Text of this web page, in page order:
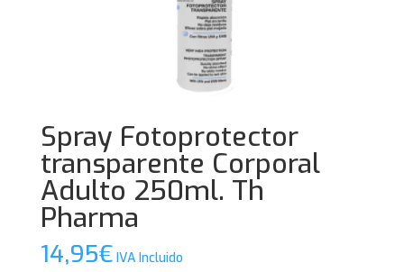
Spray Fotoprotector
transparente Corporal
Adulto 250ml. Th
Pharma
14,95€ IVA Incluido